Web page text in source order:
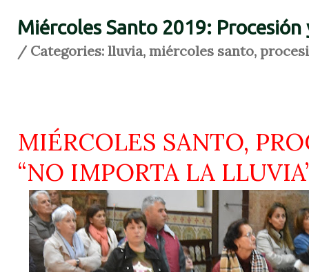
Miércoles Santo 2019: Procesión
/ Categories:lluvia,miércoles santo,
MIÉRCOLES SANTO,
“NO IMPORTA LA